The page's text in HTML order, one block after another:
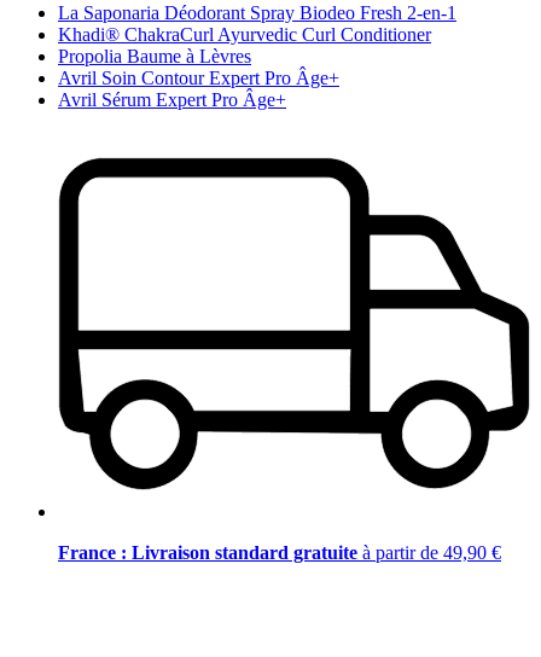
La Saponaria Déodorant Spray Biodeo Fresh 2-en-1
Khadi® ChakraCurl Ayurvedic Curl Conditioner
Propolia Baume à Lèvres
Avril Soin Contour Expert Pro Âge+
Avril Sérum Expert Pro Âge+
France : Livraison standard gratuite à partir de 49,90 €